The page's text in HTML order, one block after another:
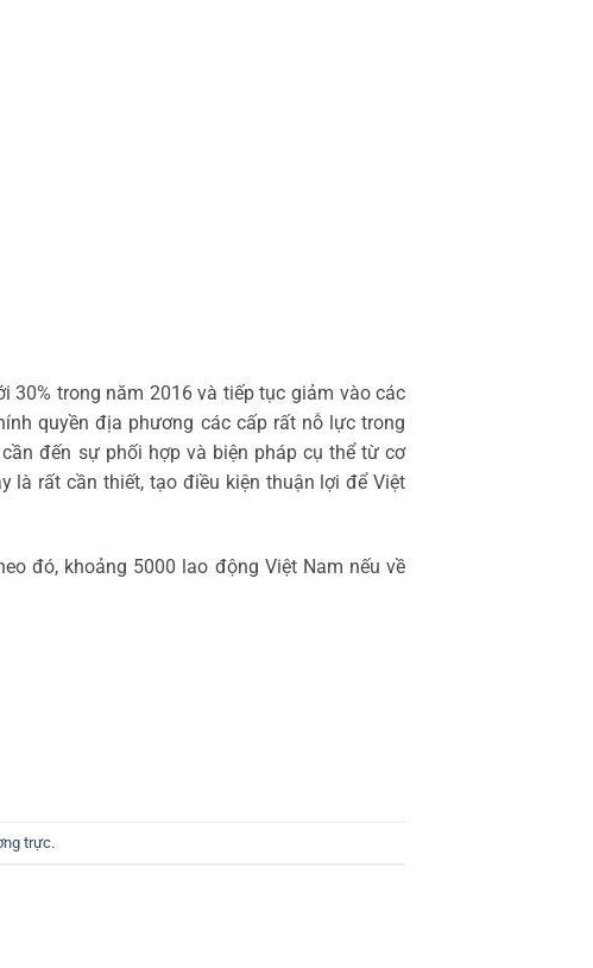
30% trong năm 2016 và tiếp tục giảm vào các
quyền địa phương các cấp rất nỗ lực trong
đến sự phối hợp và biện pháp cụ thể từ cơ
là rất cần thiết, tạo điều kiện thuận lợi để Việt
đó, khoảng 5000 lao động Việt Nam nếu về
trực.